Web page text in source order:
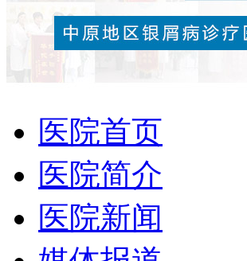
医院首页
医院简介
医院新闻